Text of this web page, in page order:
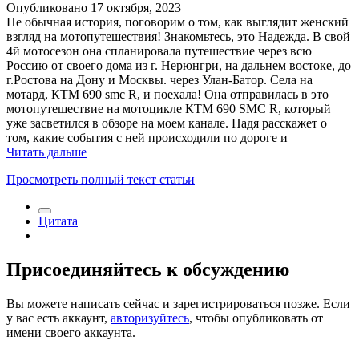
Опубликовано 17 октября, 2023
Не обычная история, поговорим о том, как выглядит женский
взгляд на мотопутешествия! Знакомьтесь, это Надежда. В свой
4й мотосезон она спланировала путешествие через всю
Россию от своего дома из г. Нерюнгри, на дальнем востоке, до
г.Ростова на Дону и Москвы. через Улан-Батор. Села на
мотард, КТМ 690 smc R, и поехала! Она отправилась в это
мотопутешествие на мотоцикле КТМ 690 SMC R, который
уже засветился в обзоре на моем канале. Надя расскажет о
том, какие события с ней происходили по дороге и
Читать дальше
Просмотреть полный текст статьи
Цитата
Присоединяйтесь к обсуждению
Вы можете написать сейчас и зарегистрироваться позже. Если
у вас есть аккаунт, авторизуйтесь, чтобы опубликовать от
имени своего аккаунта.